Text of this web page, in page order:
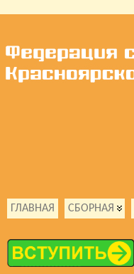
ГЛАВНАЯ СБОРНАЯ